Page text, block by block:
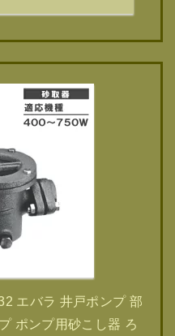
エバラ 井戸ポンプ 部
ポンプ用砂こし器 ろ